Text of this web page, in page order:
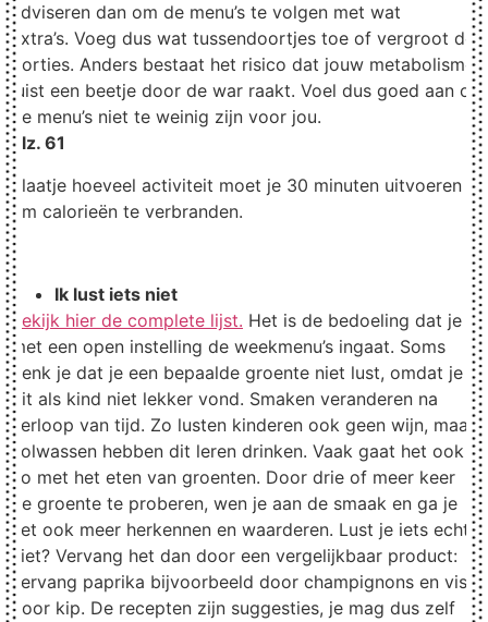
adviseren dan om de menu’s te volgen met wat
extra’s. Voeg dus wat tussendoortjes toe of vergroot de
porties. Anders bestaat het risico dat jouw metabolisme
juist een beetje door de war raakt. Voel dus goed aan of
de menu’s niet te weinig zijn voor jou.
blz. 61
Plaatje hoeveel activiteit moet je 30 minuten uitvoeren
om calorieën te verbranden.
Ik lust iets niet
Bekijk hier de complete lijst. Het is de bedoeling dat je
met een open instelling de weekmenu’s ingaat. Soms
denk je dat je een bepaalde groente niet lust, omdat je
dit als kind niet lekker vond. Smaken veranderen na
verloop van tijd. Zo lusten kinderen ook geen wijn, maar
volwassen hebben dit leren drinken. Vaak gaat het ook
zo met het eten van groenten. Door drie of meer keer
de groente te proberen, wen je aan de smaak en ga je
het ook meer herkennen en waarderen. Lust je iets echt
niet? Vervang het dan door een vergelijkbaar product:
vervang paprika bijvoorbeeld door champignons en vis
door kip. De recepten zijn suggesties, je mag dus zelf